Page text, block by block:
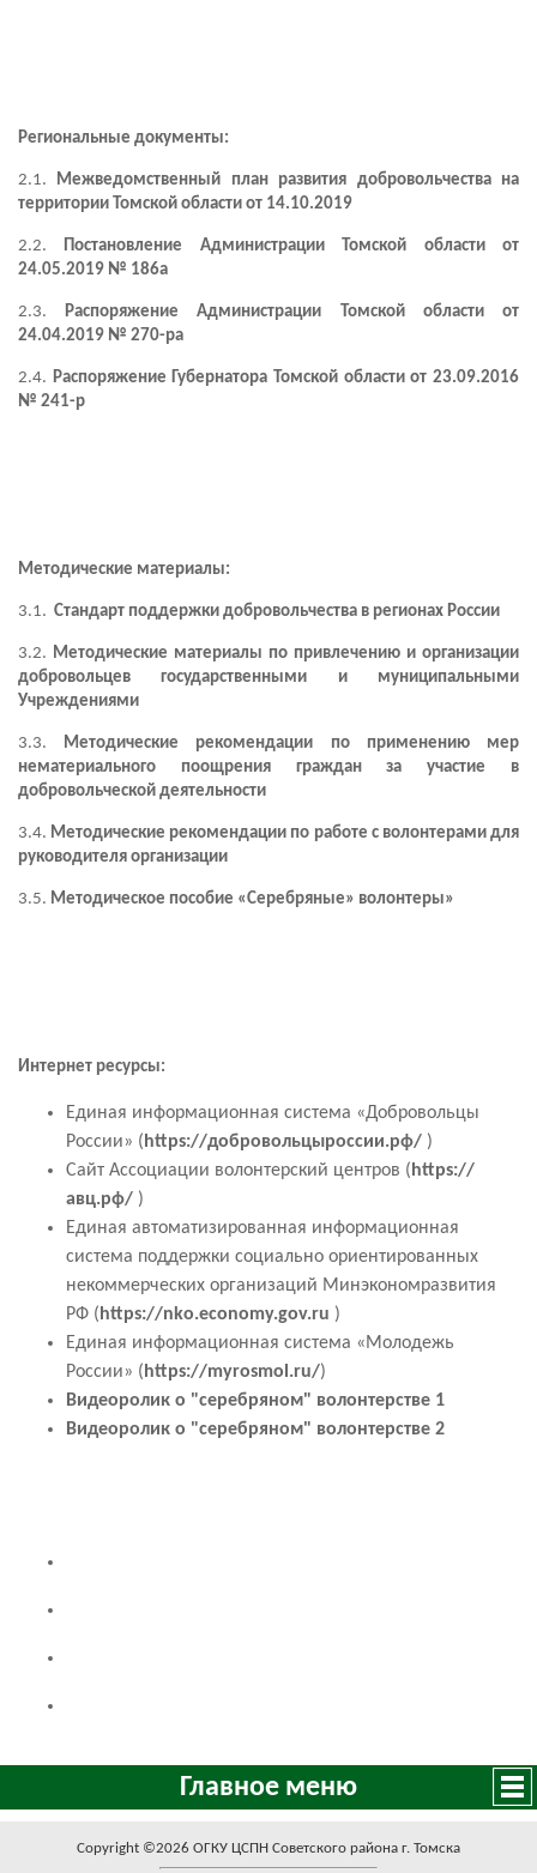
Региональные документы:
2.1. Межведомственный план развития добровольчества на
территории Томской области от 14.10.2019
2.2. Постановление Администрации Томской области от
24.05.2019 № 186а
2.3.Распоряжение Администрации Томской области от
24.04.2019 № 270-ра
2.4. Распоряжение Губернатора Томской области от 23.09.2016
№ 241-р
Методические материалы:
3.1. Стандарт поддержки добровольчества в регионах России
3.2. Методические материалы по привлечению и организации
добровольцев государственными и муниципальными
Учреждениями
3.3. Методические рекомендации по применению мер
нематериального поощрения граждан за участие в
добровольческой деятельности
3.4. Методические рекомендации по работе с волонтерами для
руководителя организации
3.5. Методическое пособие «Серебряные» волонтеры»
Интернет ресурсы:
Единая информационная система «Добровольцы
России» ( https://добровольцыроссии.рф/ )
Сайт Ассоциации волонтерский центров ( https://
авц.рф/ )
Единая автоматизированная информационная
система поддержки социально ориентированных
некоммерческих организаций Минэкономразвития
РФ ( https://nko.economy.gov.ru )
Единая информационная система «Молодежь
России» ( https://myrosmol.ru/)
Видеоролик о "серебряном" волонтерстве 1
Видеоролик о "серебряном" волонтерстве 2
Главное меню
Copyright ©2026 ОГКУ ЦСПН Советского района г. Томска